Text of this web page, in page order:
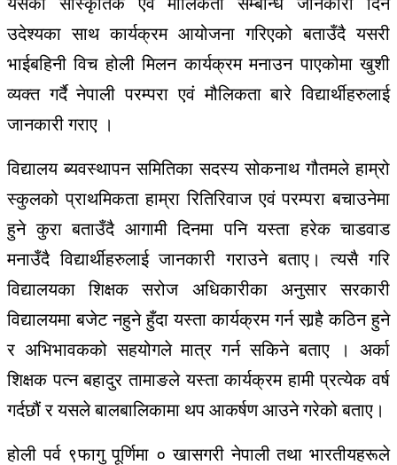
उदेश्यका साथ कार्यक्रम आयोजना गरिएको बताउँदै यसरी
भाईबहिनी विच होली मिलन कार्यक्रम मनाउन पाएकोमा खुशी
व्यक्त गर्दै नेपाली परम्परा एवं मौलिकता बारे विद्यार्थीहरुलाई
जानकारी गराए ।
विद्यालय ब्यवस्थापन समितिका सदस्य सोकनाथ गौतमले हाम्रो
स्कुलको प्राथमिकता हाम्रा रितिरिवाज एवं परम्परा बचाउनेमा
हुने कुरा बताउँदै आगामी दिनमा पनि यस्ता हरेक चाडवाड
मनाउँदै विद्यार्थीहरुलाई जानकारी गराउने बताए। त्यसै गरि
विद्यालयका शिक्षक सरोज अधिकारीका अनुसार सरकारी
विद्यालयमा बजेट नहुने हुँदा यस्ता कार्यक्रम गर्न सार्‍है कठिन हुने
र अभिभावकको सहयोगले मात्र गर्न सकिने बताए । अर्का
शिक्षक पत्न बहादुर तामाङले यस्ता कार्यक्रम हामी प्रत्येक वर्ष
गर्दछौं र यसले बालबालिकामा थप आकर्षण आउने गरेको बताए।
होली पर्व ९फागु पूर्णिमा ० खासगरी नेपाली तथा भारतीयहरूले